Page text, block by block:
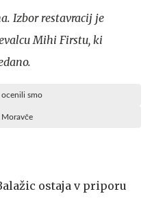
Izbor restavracij je
Mihi Firstu, ki
ocenili smo
Moravče
ostaja v priporu